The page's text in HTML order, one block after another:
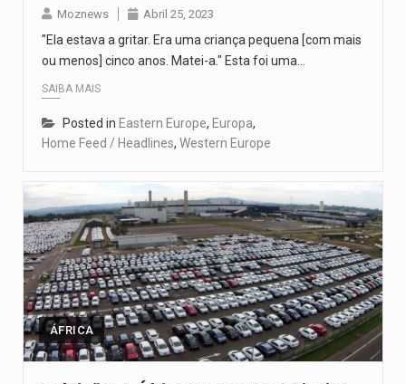
Moznews Abril 25, 2023
"Ela estava a gritar. Era uma criança pequena [com mais
ou menos] cinco anos. Matei-a." Esta foi uma…
SAIBA MAIS
Posted in Eastern Europe, Europa,
Home Feed / Headlines, Western Europe
ÁFRICA